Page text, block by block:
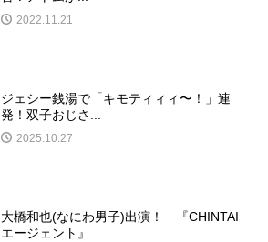
2022.11.21
ジェシー銭湯で「キモティィィ〜！」連
発！双子おじさ...
2025.10.27
大橋和也(なにわ男子)出演！ 『CHINTAI
エージェント』...